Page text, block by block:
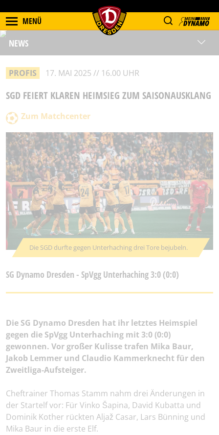
MENÜ
NEWS
PROFIS 17. MAI 2025 // 16.00 UHR
SGD FEIERT KLAREN HEIMSIEG ZUM SAISONAUSKLANG
Zum Matchcenter
Die SGD durfte gegen Unterhaching drei Tore bejubeln.
SG Dynamo Dresden - SpVgg Unterhaching 3:0 (0:0)
Die SG Dynamo Dresden hat ihr letztes Heimspiel
gegen die SpVgg Unterhaching mit 3:0 (0:0)
gewonnen. Vor großer Kulisse trafen Mika Baur,
Jakob Lemmer und Claudio Kammerknecht für den
Zweitliga-Aufsteiger.
Cheftrainer Thomas Stamm nahm drei Änderungen in
der Startelf vor: Für Vinko Šapina, David Kubatta und
Dominik Kother rückten Aljaž Casar, Lars Bünning und
Mika Baur in die erste Elf.